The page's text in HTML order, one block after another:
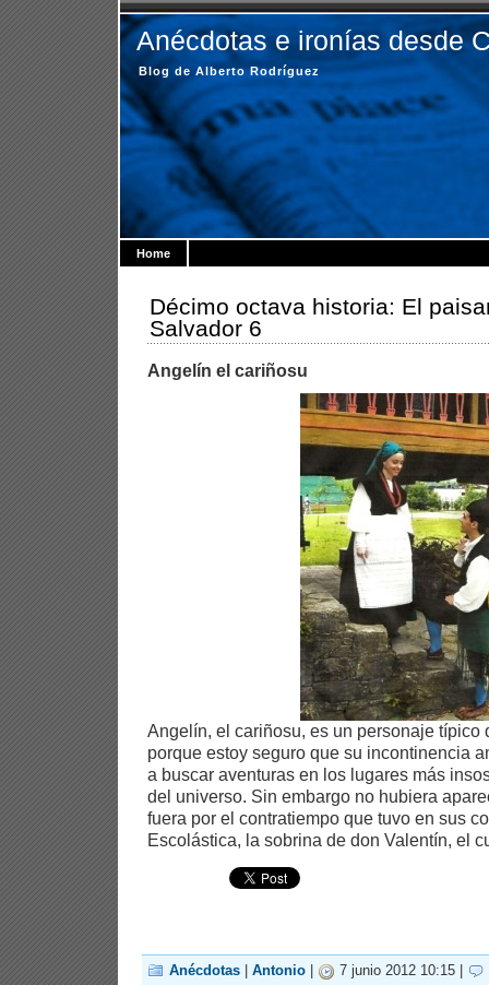
Anécdotas e ironías desde
Blog de Alberto Rodríguez
Home
Décimo octava historia: El
Salvador 6
Angelín el cariñosu
Angelín, el cariñosu, es un personaje típico
porque estoy seguro que su incontinencia
a buscar aventuras en los lugares más
del universo. Sin embargo no hubiera
fuera por el contratiempo que tuvo en sus
Escolástica, la sobrina de don Valentín, el
Anécdotas Antonio 7 junio 2012 10:15 |